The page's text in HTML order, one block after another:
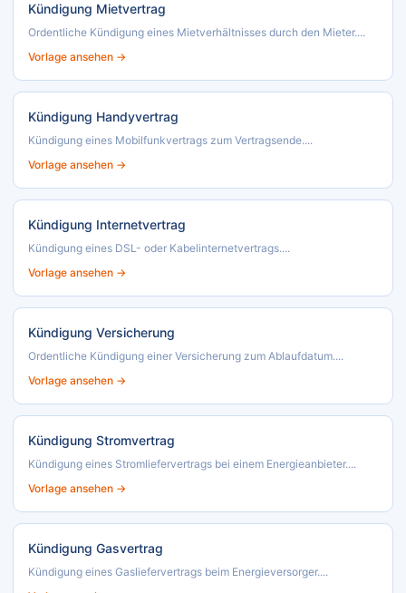
Kündigung Mietvertrag
Ordentliche Kündigung eines Mietverhältnisses durch den Mieter....
Vorlage ansehen →
Kündigung Handyvertrag
Kündigung eines Mobilfunkvertrags zum Vertragsende....
Vorlage ansehen →
Kündigung Internetvertrag
Kündigung eines DSL- oder Kabelinternetvertrags....
Vorlage ansehen →
Kündigung Versicherung
Ordentliche Kündigung einer Versicherung zum Ablaufdatum....
Vorlage ansehen →
Kündigung Stromvertrag
Kündigung eines Stromliefervertrags bei einem Energieanbieter....
Vorlage ansehen →
Kündigung Gasvertrag
Kündigung eines Gasliefervertrags beim Energieversorger....